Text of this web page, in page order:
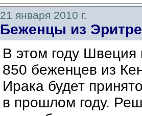
21 января 2010 г.
Беженцы из
В этом году
850 беженцев из
Ирака будет
в прошлом году.